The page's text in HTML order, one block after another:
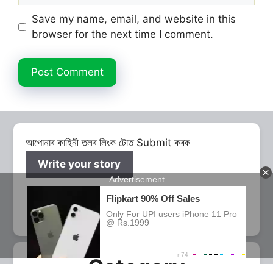
Save my name, email, and website in this
browser for the next time I comment.
আপোনাৰ কাহিনী তলৰ লিংক টোত Submit কৰক
Write your story